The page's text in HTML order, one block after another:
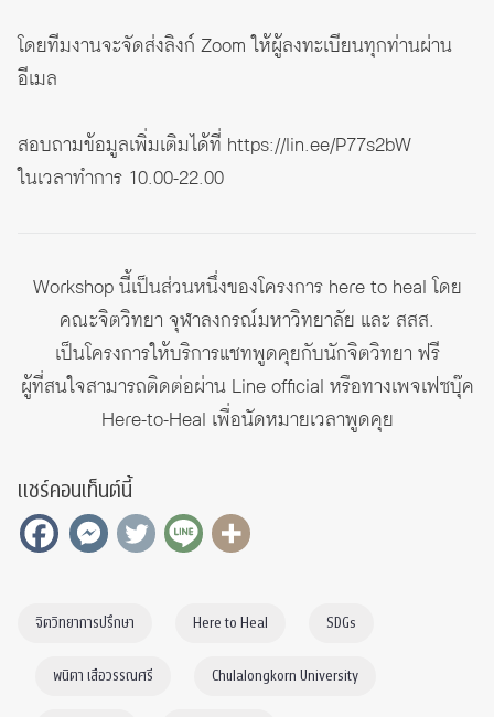
โดยทีมงานจะจัดส่งลิงก์ Zoom ให้ผู้ลงทะเบียนทุกท่านผ่าน
อีเมล
สอบถามข้อมูลเพิ่มเติมได้ที่ https://lin.ee/P77s2bW
ในเวลาทำการ 10.00-22.00
Workshop นี้เป็นส่วนหนึ่งของโครงการ here to heal โดย
คณะจิตวิทยา จุฬาลงกรณ์มหาวิทยาลัย และ สสส.
เป็นโครงการให้บริการแชทพูดคุยกับนักจิตวิทยา ฟรี
ผู้ที่สนใจสามารถติดต่อผ่าน Line official หรือทางเพจเฟซบุ๊ค
Here-to-Heal เพื่อนัดหมายเวลาพูดคุย
แชร์คอนเท็นต์นี้
จิตวิทยาการปรึกษา Here to Heal SDGs
พนิตา เสือวรรณศรี Chulalongkorn University